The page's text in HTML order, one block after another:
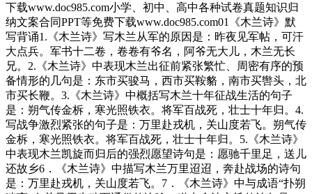
下载www.doc985.com小学、初中、高中各种试卷真题知识归
纳文案合同PPT等免费下载www.doc985.com01《木兰诗》默
写背诵1.《木兰诗》写木兰从军的原因是：昨夜见军帖，可汗
大点兵。军书十二卷，卷卷有爷名，阿爷无大儿，木兰无长
兄。2.《木兰诗》中表现木兰出征前紧张繁忙、周密有序的预
备情形的几句是：东市买骏马，西市买鞍貉，南市买辔头，北
市买长鞭。3.《木兰诗》中概括写木兰十年征战生活的句子
是：朔气传金柝，寒光照铁衣。将军百战死，壮士十年归。4.
写战争激烈紧张的句子是：万里赴戎机，关山度若飞。朔气传
金柝，寒光照铁衣。将军百战死，壮士十年归。5.《木兰诗》
中表现木兰凯旋而归后的强烈愿望诗句是：愿驰千里足，送儿
还故乡6．《木兰诗》中描写木兰万里迢迢，奔赴战场的诗句
是：万里赴戎机，关山度若飞。7．《木兰诗》中与成语“扑朔